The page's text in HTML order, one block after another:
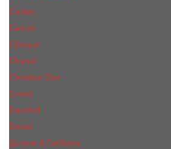
Cartier
Cerruti
Сliniquе
Chanel
Christian Dior
Creed
Davidoff
Diesel
Дольче & Габбана